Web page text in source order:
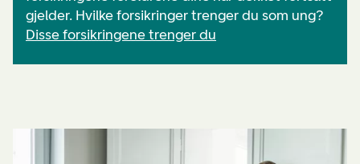
gjelder. Hvilke forsikringer trenger du som ung?
Disse forsikringene trenger du